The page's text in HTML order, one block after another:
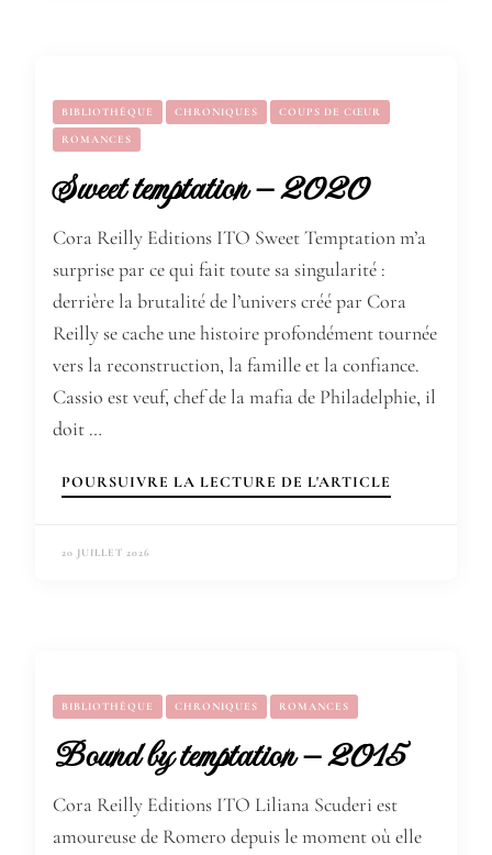
BIBLIOTHÈQUE CHRONIQUES COUPS DE CŒUR
ROMANCES
Sweet temptation – 2020
Cora Reilly Editions ITO Sweet Temptation m’a
surprise par ce qui fait toute sa singularité :
derrière la brutalité de l’univers créé par Cora
Reilly se cache une histoire profondément tournée
vers la reconstruction, la famille et la confiance.
Cassio est veuf, chef de la mafia de Philadelphie, il
doit …
POURSUIVRE LA LECTURE DE L'ARTICLE
20 JUILLET 2026
BIBLIOTHÈQUE CHRONIQUES ROMANCES
Bound by temptation – 2015
Cora Reilly Editions ITO Liliana Scuderi est
amoureuse de Romero depuis le moment où elle